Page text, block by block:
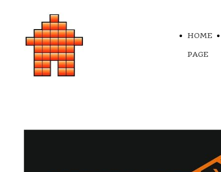
HOME
PAGE